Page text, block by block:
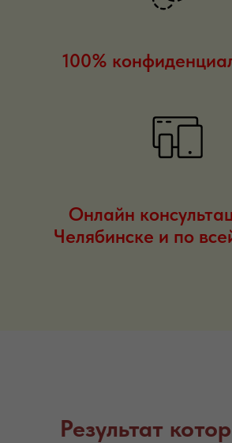
100%
Онлайн
Челябинске и по
Результат